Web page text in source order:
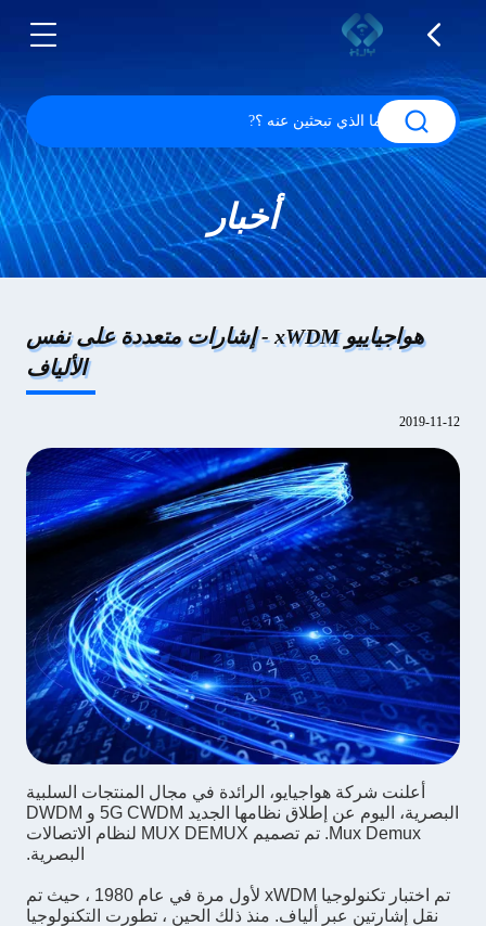
أخبار
هواجياييو xWDM - إشارات متعددة على نفس
الألياف
2019-11-12
أعلنت شركة هواجيايو، الرائدة في مجال المنتجات السلبية
البصرية، اليوم عن إطلاق نظامها الجديد 5G CWDM و DWDM
Mux Demux. تم تصميم MUX DEMUX لنظام الاتصالات
البصرية.
تم اختبار تكنولوجيا xWDM لأول مرة في عام 1980 ، حيث تم
نقل إشارتين عبر ألياف. منذ ذلك الحين ، تطورت التكنولوجيا